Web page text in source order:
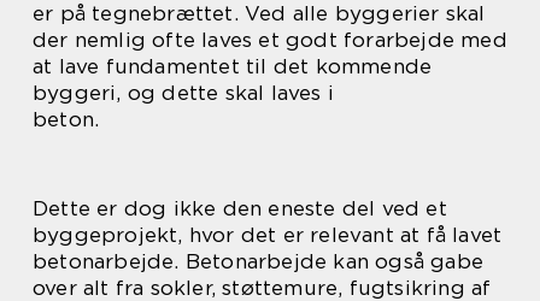
er på tegnebrættet. Ved alle byggerier skal
der nemlig ofte laves et godt forarbejde med
at lave fundamentet til det kommende
byggeri, og dette skal laves i
beton.
Dette er dog ikke den eneste del ved et
byggeprojekt, hvor det er relevant at få lavet
betonarbejde. Betonarbejde kan også gabe
over alt fra sokler, støttemure, fugtsikring af